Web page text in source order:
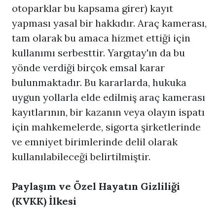
otoparklar bu kapsama girer) kayıt
yapması yasal bir hakkıdır. Araç kamerası,
tam olarak bu amaca hizmet ettiği için
kullanımı serbesttir. Yargıtay'ın da bu
yönde verdiği birçok emsal karar
bulunmaktadır. Bu kararlarda, hukuka
uygun yollarla elde edilmiş araç kamerası
kayıtlarının, bir kazanın veya olayın ispatı
için mahkemelerde, sigorta şirketlerinde
ve emniyet birimlerinde delil olarak
kullanılabileceği belirtilmiştir.
Paylaşım ve Özel Hayatın Gizliliği
(KVKK) İlkesi